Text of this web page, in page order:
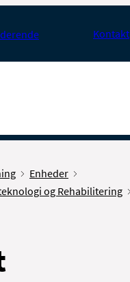
Kontakt
Enheder
og Rehabilitering